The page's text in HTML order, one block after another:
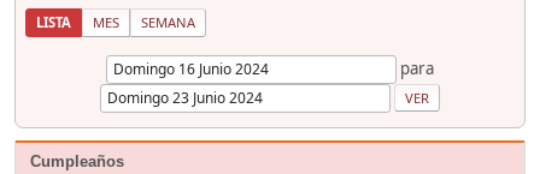
LISTA MES SEMANA
para
Cumpleaños